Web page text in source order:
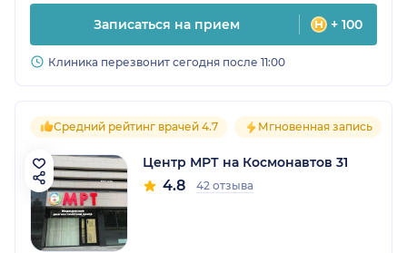
Записаться на прием + 100
Клиника перезвонит сегодня после 11:00
Средний рейтинг врачей 4.7 Мгновенная запись
Центр МРТ на Космонавтов 31
4.8 42 отзыва